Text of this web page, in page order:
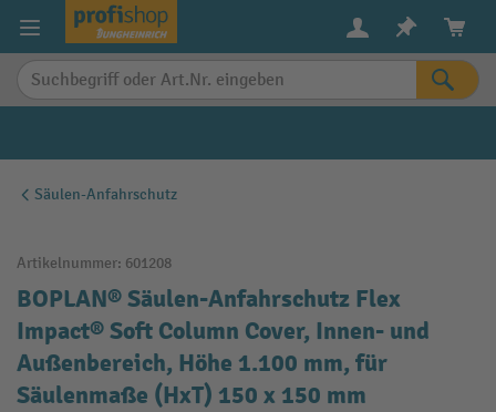
springen
Säulen-Anfahrschutz
Artikelnummer: 601208
BOPLAN® Säulen-Anfahrschutz Flex
Impact® Soft Column Cover, Innen- und
Außenbereich, Höhe 1.100 mm, für
Säulenmaße (HxT) 150 x 150 mm